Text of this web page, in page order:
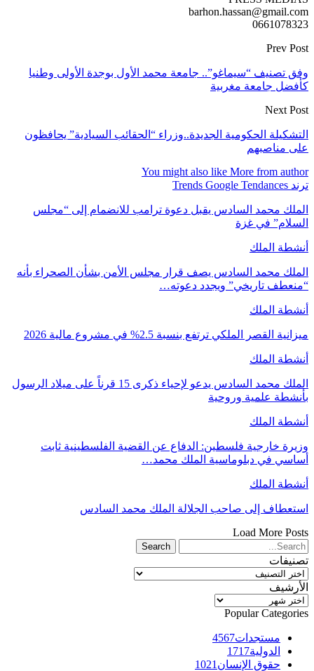
barhon.hassan@gmail.com
0661078323
Prev Post
وفق تصنيف “سيماغو”.. جامعة محمد الأول بوجدة الأولى وطنيا
كأفضل جامعة مغربية
Next Post
التشكيلة الحكومية الجديدة..وزراء “الحقائب السيادية” يحافظون
على مناصبهم
You might also like More from author
ترند Trends Google Tendances
الملك محمد السادس يقبل دعوة ترامب للانضمام إلى “مجلس
السلام” في غزة
أنشطة الملك
الملك محمد السادس يصف قرار مجلس الأمن بشأن الصحراء بأنه
“منعطف تاريخي” ويجدد دعوته…
أنشطة الملك
ميزانية القصر الملكي ترتفع بنسبة 2.5% في مشروع مالية 2026
أنشطة الملك
الملك محمد السادس يدعو لإحياء ذكرى 15 قرناً على ميلاد الرسول
بأنشطة علمية وروحية
أنشطة الملك
وزيرة خارجية فلسطين: الدفاع عن القضية الفلسطينية ثابت
أساسي في دبلوماسية الملك محمد…
أنشطة الملك
استعطاف إلى صاحب الجلالة الملك محمد السادس
Load More Posts
تصنيفات
تصنيفات
الأرشيف
الأرشيف
Popular Categories
مستجدات4567
الدولية1717
حقوق الإنسان 1021